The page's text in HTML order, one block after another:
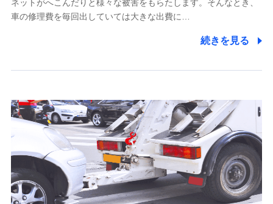
5.通話録音にて取得する情報
7.社員（従業者）の個人情報
人事･勤怠･健康・労務等の管理、給与支給、福利厚生・採用
退職関連処理等の各種手続きのため、当社と従業員または従
業員同士の連絡のため
8.取引先個人情報
取引先としての選定業務、営業情報の提供業務、契約締結手
ネットがへこんだりと様々な被害をもらたします。そんなとき、
車の修理費を毎回出していては大きな出費に…
続きを見る